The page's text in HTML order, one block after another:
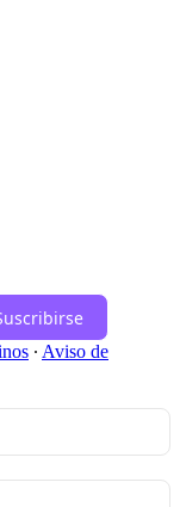
∙ Aviso de